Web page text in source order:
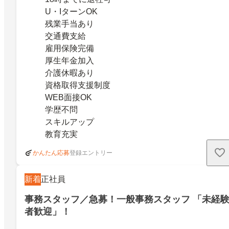
U・IターンOK
残業手当あり
交通費支給
雇用保険完備
厚生年金加入
介護休暇あり
資格取得支援制度
WEB面接OK
学歴不問
スキルアップ
教育充実
かんたん応募登録エントリー
新着正社員
事務スタッフ／急募！一般事務スタッフ 「未経験
者歓迎」！